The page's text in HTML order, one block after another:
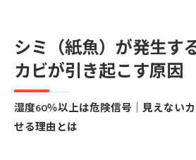
シミ（紙魚）が発生す
カビが引き起こす原因
湿度60％以上は危険信号｜見えない
せる理由とは